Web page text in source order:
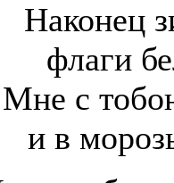
Наконец
флаги
Мне с
и в